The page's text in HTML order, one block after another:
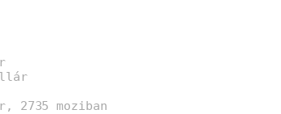
2735 moziban